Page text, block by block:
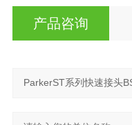
产品咨询